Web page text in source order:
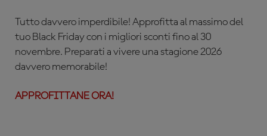
Tutto davvero imperdibile! Approfitta al massimo del
tuo Black Friday con i migliori sconti fino al 30
novembre. Preparati a vivere una stagione 2026
davvero memorabile!
APPROFITTANE ORA!